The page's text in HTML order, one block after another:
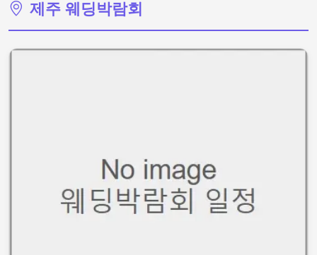
제주 웨딩박람회